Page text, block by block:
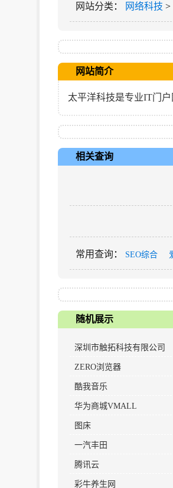
网站分类 ： 网络科技 >
网站简介
太平洋科技是专业IT门
相关查询
常用查询 ： SEO综合
随机展示
深圳市触拓科技有限公司
ZERO浏览器
酷我音乐
华为商城VMALL
图床
一汽丰田
腾讯云
彩牛养生网